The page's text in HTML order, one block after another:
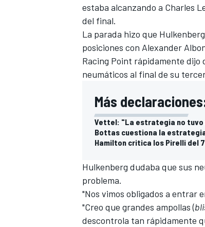
estaba alcanzando a Charles
del final.
La parada hizo que
posiciones con Alexander
Racing Point rápidamente dijo
neumáticos al final de su
Más
Vettel: "La estrategia no tuvo
Bottas cuestiona la
Hamilton critica los Pirelli del
Hulkenberg dudaba que sus
problema.
"Nos vimos obligados a entrar
"Creo que grandes ampollas (
descontrola tan rápidamente